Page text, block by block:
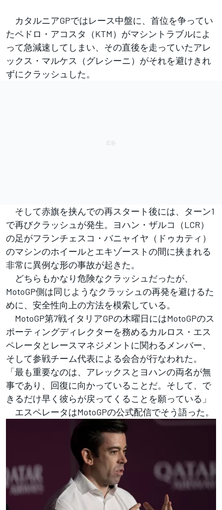
カタルニアGPではレース中盤に、首位を争ってい
たペドロ・アコスタ（KTM）がマシントラブルによ
って急減速してしまい、その直後を走っていたアレ
ックス・マルケス（グレシーニ）がそれを避けきれ
ずにクラッシュした。
そして赤旗を挟んでの再スタート後には、ターン1
で再びクラッシュが発生。ヨハン・ザルコ（LCR）
の足がフランチェスコ・バニャイヤ（ドゥカティ）
のマシンのホイールとエキゾーストの間に挟まれる
非常に異例な形の事故が起きた。
どちらもかなり危険なクラッシュだったが、
MotoGP側は同じようなクラッシュの再発を避けるた
めに、安全性向上の方法を模索している。
MotoGP第7戦イタリアGPの木曜日にはMotoGPのス
ポーティングディレクターを務めるカルロス・エス
ペレータとレースマネジメントに関わるメンバー、
そして参戦チーム代表による会合が行なわれた。
「最も重要なのは、アレックスとヨハンの両名が無
事であり、回復に向かっていることだ。そして、で
きるだけ早く彼らが戻ってくることを願っている」
エスペレータはMotoGPの公式配信でそう語った。